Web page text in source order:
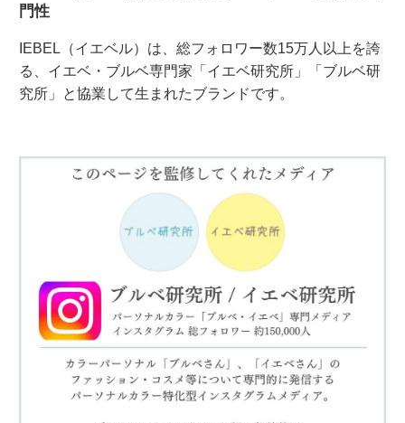
門性
IEBEL（イエベル）は、総フォロワー数15万人以上を誇
る、イエベ・ブルベ専門家「イエベ研究所」「ブルベ研
究所」と協業して生まれたブランドです。